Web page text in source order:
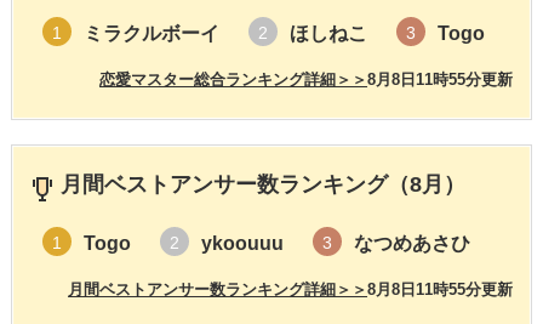
1 ミラクルボーイ 2 ほしねこ 3 Togo
8月8日11時55分更新
恋愛マスター総合ランキング詳細＞＞
月間ベストアンサー数ランキング（8月）
1 Togo 2 ykoouuu 3 なつめあさひ
8月8日11時55分更新
月間ベストアンサー数ランキング詳細＞＞